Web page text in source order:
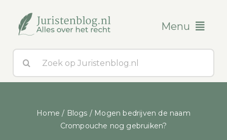
inhoud
Menu
Blogs
naar:
Home / Blogs / Mogen bedrijven de naam
Crompouche nog gebruiken?